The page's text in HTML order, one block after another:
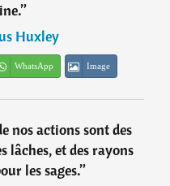
”
Huxley
WhatsApp Image
nos actions sont des
lâches, et des rayons
les sages.”